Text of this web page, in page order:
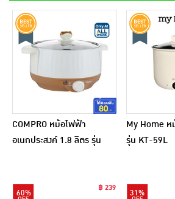
COMPRO หม้อไฟฟ้า
อเนกประสงค์ 1.8 ลิตร รุ่น
60%
฿ 239
My Home ห
รุ่น KT-59L
31%